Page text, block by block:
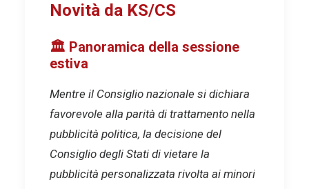
Novità da KS/CS
🏛️ Panoramica della sessione
estiva
Mentre il Consiglio nazionale si dichiara
favorevole alla parità di trattamento nella
pubblicità politica, la decisione del
Consiglio degli Stati di vietare la
pubblicità personalizzata rivolta ai minori